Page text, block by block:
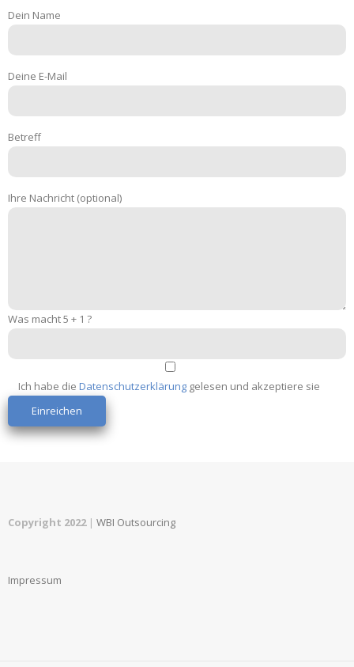
Dein Name
Deine E-Mail
Betreff
Ihre Nachricht (optional)
Was macht 5 + 1 ?
Ich habe die Datenschutzerklärung gelesen und akzeptiere sie
Copyright 2022| WBI Outsourcing
Impressum